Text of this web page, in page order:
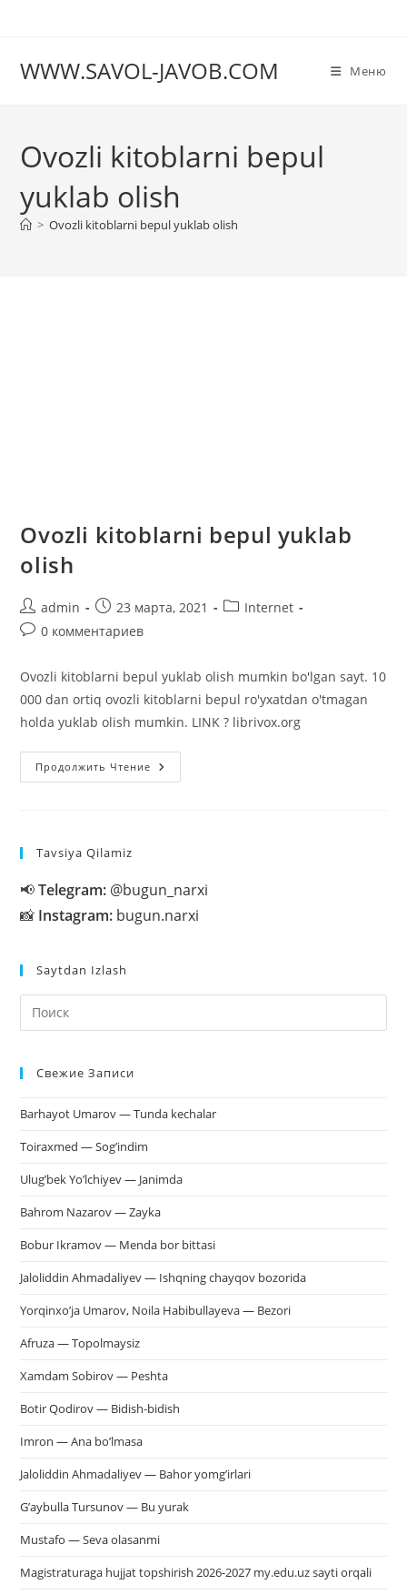
WWW.SAVOL-JAVOB.COM Меню
Ovozli kitoblarni bepul
yuklab olish
> Ovozli kitoblarni bepul yuklab olish
Ovozli kitoblarni bepul yuklab
olish
Автор
записи:
admin
Запись
опубликована:
23 марта, 2021
Рубрика
Internet
Комментарии
записи:
0 комментариев
Ovozli kitoblarni bepul yuklab olish mumkin bo'lgan sayt. 10
000 dan ortiq ovozli kitoblarni bepul ro'yxatdan o'tmagan
holda yuklab olish mumkin. LINK ? librivox.org
Продолжить Чтение Ovozli
Kitoblarni
Tavsiya Qilamiz
📢Telegram: @bugun_narxi
📸 Instagram: bugun.narxi
Saytdan Izlash
Свежие Записи
Barhayot Umarov — Tunda kechalar
Toiraxmed — Sog’indim
Ulug’bek Yo’lchiyev — Janimda
Bahrom Nazarov — Zayka
Bobur Ikramov — Menda bor bittasi
Jaloliddin Ahmadaliyev — Ishqning chayqov bozorida
Yorqinxo’ja Umarov, Noila Habibullayeva — Bezori
Afruza — Topolmaysiz
Xamdam Sobirov — Peshta
Botir Qodirov — Bidish-bidish
Imron — Ana bo’lmasa
Jaloliddin Ahmadaliyev — Bahor yomg’irlari
G’aybulla Tursunov — Bu yurak
Mustafo — Seva olasanmi
Magistraturaga hujjat topshirish 2026-2027 my.edu.uz sayti orqali